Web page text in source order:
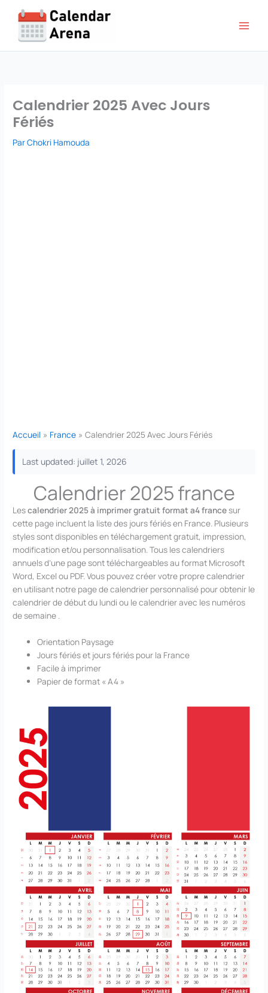
contenu
Calendrier 2025 Avec Jours
Fériés
ParChokri Hamouda
Accueil France Calendrier 2025 Avec Jours Fériés
Last updated: juillet 1, 2026
Calendrier 2025 france
Lescalendrier 2025 à imprimer gratuit format a4 francesur
cette page incluent la liste des jours fériés en France. Plusieurs
styles sont disponibles en téléchargement gratuit, impression,
modification et/ou personnalisation. Tous les calendriers
annuels d’une page sont téléchargeables au format Microsoft
Word, Excel ou PDF. Vous pouvez créer votre propre calendrier
en utilisant notre page de calendrier personnalisé pour obtenir le
calendrier de début du lundi ou le calendrier avec les numéros
de semaine .
Orientation Paysage
Jours fériés et jours fériés pour la France
Facile à imprimer
Papier de format « A4 »